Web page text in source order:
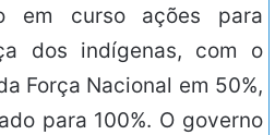
em curso ações para
dos indígenas, com o
Força Nacional em 50%,
para 100%. O governo